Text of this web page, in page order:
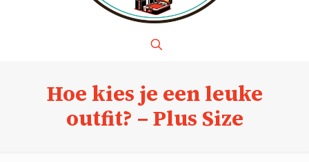
Hoe kies je een leuke
outfit? – Plus Size